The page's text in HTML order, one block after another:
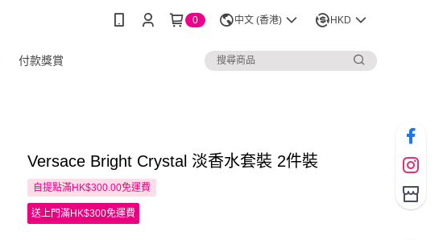
0 中文 (香港) HKD
付款獎賞
Versace Bright Crystal 淡香水套裝 2件裝
自提點滿HK$300.00免運費
送上門滿HK$300免運費